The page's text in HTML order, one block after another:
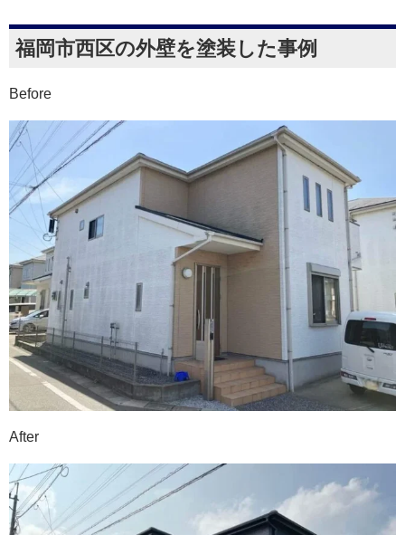
福岡市西区の外壁を塗装した事例
Before
After